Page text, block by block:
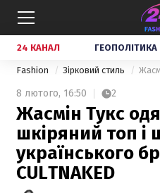
24 КАНАЛ ГЕОПОЛІТИКА
Fashion Зірковий стиль
8 лютого, 16:50 2
Жасмін Тукс
шкіряний топ і
українського
CULTNAKED